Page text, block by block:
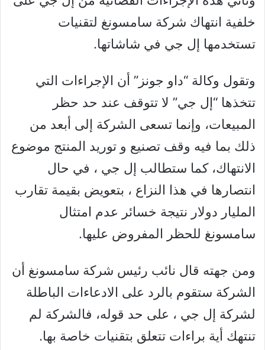
خلفية انتهاك شركة سامسونغ لتقنيات
تستخدمها إل جي في شاشاتها.
وتقول وكالة “داو جونز” أن الإجراءات التي
تتخذها “إل جي” لا تتوقف عند حد حظر
المبيعات، وإنما تسعى الشركة إلى أبعد من
ذلك بما فيه وقف تصنيع و توريد المنتج موضوع
الانتهاك، كما ستطالب إل جي ، في حال
انتصارها في هذا النزاع ، بتعويض بقيمة تقارب
المليار دولار نتيجة خسائر عدم امتثال
سامسونغ للحظر المفروض عليها.
ومن جهته قال نائب رئيس شركة سامسونغ أن
الشركة ستقوم بالرد على الادعاءات الباطلة
لشركة إل جي ، على حد قوله، فالشركة لم
تنتهك أية براءات تتعلق بتقنيات خاصة بها.